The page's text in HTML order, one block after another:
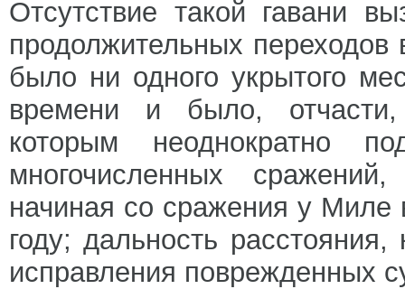
Отсутствие такой гавани
продолжительных
было ни одного укрытого
времени и было, отчасти,
которым неоднократно
многочисленных
начиная со сражения у Миле
году; дальность
исправления поврежденных